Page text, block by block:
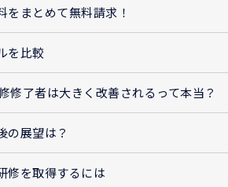
まとめて無料請求！
を比較
修了者は大きく改善されるって本当？
の展望は？
修を取得するには